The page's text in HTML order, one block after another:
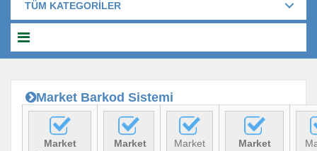
TÜM KATEGORİLER
Market Barkod Sistemi
Market
Market
Market
Market